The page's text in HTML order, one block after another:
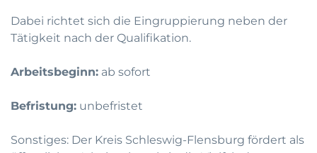
Dabei richtet sich die Eingruppierung neben der
Tätigkeit nach der Qualifikation.
Arbeitsbeginn: ab sofort
Befristung: unbefristet
Sonstiges: Der Kreis Schleswig-Flensburg fördert als